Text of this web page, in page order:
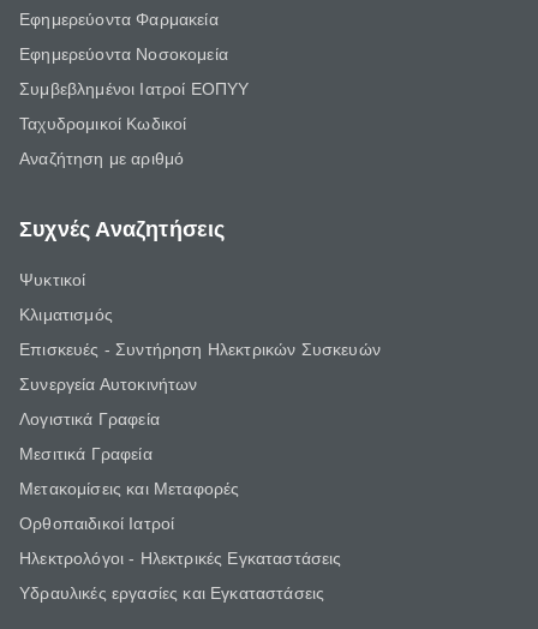
Εφημερεύοντα Φαρμακεία
Εφημερεύοντα Νοσοκομεία
Συμβεβλημένοι Ιατροί ΕΟΠΥΥ
Ταχυδρομικοί Κωδικοί
Αναζήτηση με αριθμό
Συχνές Αναζητήσεις
Ψυκτικοί
Κλιματισμός
Επισκευές - Συντήρηση Ηλεκτρικών Συσκευών
Συνεργεία Αυτοκινήτων
Λογιστικά Γραφεία
Μεσιτικά Γραφεία
Μετακομίσεις και Μεταφορές
Ορθοπαιδικοί Ιατροί
Ηλεκτρολόγοι - Ηλεκτρικές Εγκαταστάσεις
Υδραυλικές εργασίες και Εγκαταστάσεις